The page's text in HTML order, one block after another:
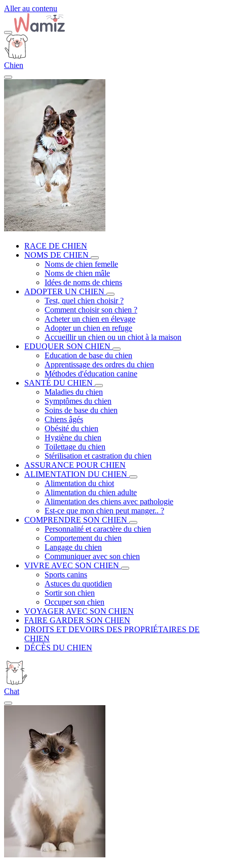
Aller au contenu
Chien
RACE DE CHIEN
NOMS DE CHIEN
Noms de chien femelle
Noms de chien mâle
Idées de noms de chiens
ADOPTER UN CHIEN
Test, quel chien choisir ?
Comment choisir son chien ?
Acheter un chien en élevage
Adopter un chien en refuge
Accueillir un chien ou un chiot à la maison
EDUQUER SON CHIEN
Education de base du chien
Apprentissage des ordres du chien
Méthodes d'éducation canine
SANTÉ DU CHIEN
Maladies du chien
Symptômes du chien
Soins de base du chien
Chiens âgés
Obésité du chien
Hygiène du chien
Toilettage du chien
Stérilisation et castration du chien
ASSURANCE POUR CHIEN
ALIMENTATION DU CHIEN
Alimentation du chiot
Alimentation du chien adulte
Alimentation des chiens avec pathologie
Est-ce que mon chien peut manger.. ?
COMPRENDRE SON CHIEN
Personnalité et caractère du chien
Comportement du chien
Langage du chien
Communiquer avec son chien
VIVRE AVEC SON CHIEN
Sports canins
Astuces du quotidien
Sortir son chien
Occuper son chien
VOYAGER AVEC SON CHIEN
FAIRE GARDER SON CHIEN
DROITS ET DEVOIRS DES PROPRIÉTAIRES DE
CHIEN
DÉCÈS DU CHIEN
Chat